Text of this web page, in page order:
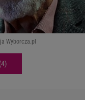
Wyborcza.pl
(4)